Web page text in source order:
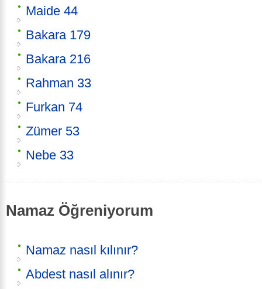
Maide 44
Bakara 179
Bakara 216
Rahman 33
Furkan 74
Zümer 53
Nebe 33
Namaz Öğreniyorum
Namaz nasıl kılınır?
Abdest nasıl alınır?